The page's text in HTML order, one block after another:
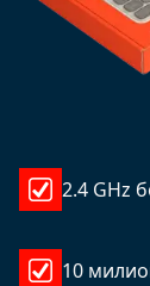
2.4 GHz
10